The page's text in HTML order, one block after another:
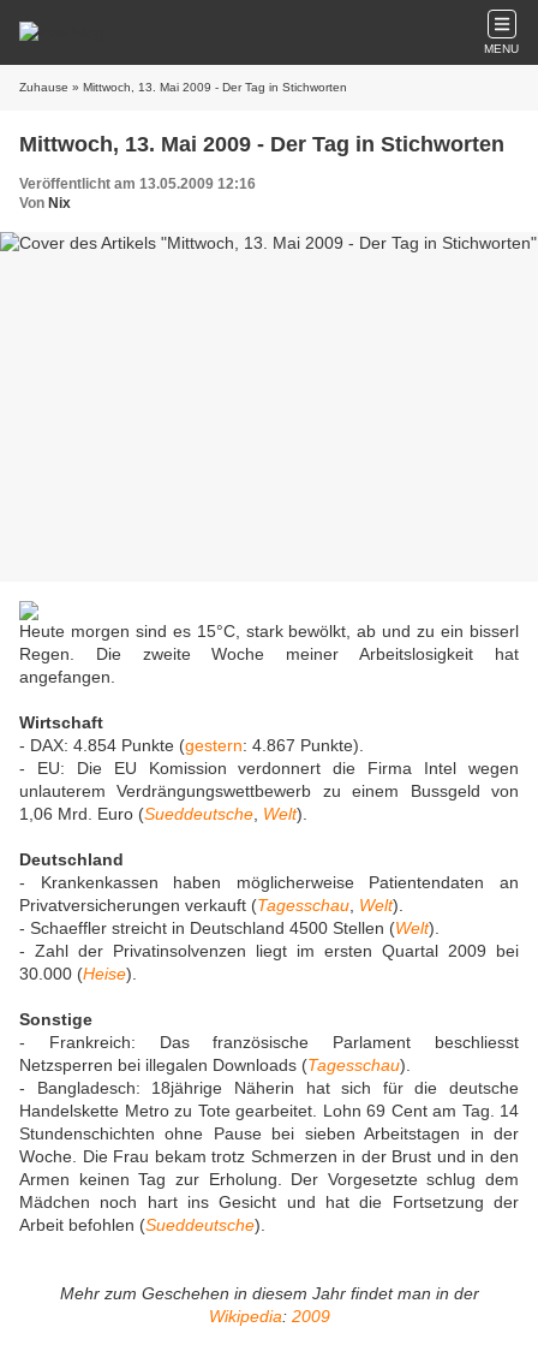
MENU
Zuhause » Mittwoch, 13. Mai 2009 - Der Tag in Stichworten
Mittwoch, 13. Mai 2009 - Der Tag in Stichworten
Veröffentlicht am 13.05.2009 12:16
Von Nix
Heute morgen sind es 15°C, stark bewölkt, ab und zu ein bisserl
Regen. Die zweite Woche meiner Arbeitslosigkeit hat
angefangen.
Wirtschaft
- DAX: 4.854 Punkte (gestern: 4.867 Punkte).
- EU: Die EU Komission verdonnert die Firma Intel wegen
unlauterem Verdrängungswettbewerb zu einem Bussgeld von
1,06 Mrd. Euro (Sueddeutsche Welt).
Deutschland
- Krankenkassen haben möglicherweise Patientendaten an
Privatversicherungen verkauft (Tagesschau Welt).
- Schaeffler streicht in Deutschland 4500 Stellen (Welt).
- Zahl der Privatinsolvenzen liegt im ersten Quartal 2009 bei
30.000 (Heise).
Sonstige
- Frankreich: Das französische Parlament beschliesst
Netzsperren bei illegalen Downloads (Tagesschau).
- Bangladesch: 18jährige Näherin hat sich für die deutsche
Handelskette Metro zu Tote gearbeitet. Lohn 69 Cent am Tag. 14
Stundenschichten ohne Pause bei sieben Arbeitstagen in der
Woche. Die Frau bekam trotz Schmerzen in der Brust und in den
Armen keinen Tag zur Erholung. Der Vorgesetzte schlug dem
Mädchen noch hart ins Gesicht und hat die Fortsetzung der
Arbeit befohlen (Sueddeutsche).
Mehr zum Geschehen in diesem Jahr findet man in der
Wikipedia: 2009